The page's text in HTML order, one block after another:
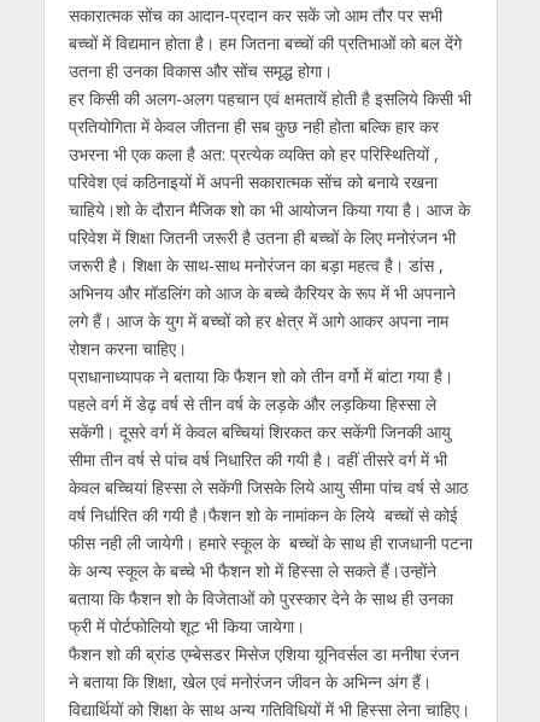
सकारात्मक सोंच का आदान-प्रदान कर सकें जो आम तौर पर सभी
बच्चों में विद्यमान होता है। हम जितना बच्चों की प्रतिभाओं को बल देंगे
उतना ही उनका विकास और सोंच समृद्ध होगा।
हर किसी की अलग-अलग पहचान एवं क्षमतायें होती है इसलिये किसी भी
प्रतियोगिता में केवल जीतना ही सब कुछ नही होता बल्कि हार कर
उभरना भी एक कला है अत: प्रत्येक व्यक्ति को हर परिस्थितियों ,
परिवेश एवं कठिनाइयों में अपनी सकारात्मक सोंच को बनाये रखना
चाहिये।शो के दौरान मैजिक शो का भी आयोजन किया गया है। आज के
परिवेश में शिक्षा जितनी जरूरी है उतना ही बच्चों के लिए मनोरंजन भी
जरूरी है। शिक्षा के साथ-साथ मनोरंजन का बड़ा महत्व है। डांस ,
अभिनय और मॉडलिंग को आज के बच्चे कैरियर के रूप में भी अपनाने
लगे हैं। आज के युग में बच्चों को हर क्षेत्र में आगे आकर अपना नाम
रोशन करना चाहिए।
प्राधानाध्यापक ने बताया कि फैशन शो को तीन वर्गो में बांटा गया है।
पहले वर्ग में डेढ़ वर्ष से तीन वर्ष के लड़के और लड़किया हिस्सा ले
सकेंगी। दूसरे वर्ग में केवल बच्चियां शिरकत कर सकेंगी जिनकी आयु
सीमा तीन वर्ष से पांच वर्ष निधारित की गयी है। वहीं तीसरे वर्ग में भी
केवल बच्चियां हिस्सा ले सकेंगी जिसके लिये आयु सीमा पांच वर्ष से आठ
वर्ष निर्धारित की गयी है।फैशन शो के नामांकन के लिये बच्चों से कोई
फीस नही ली जायेगी। हमारे स्कूल के बच्चों के साथ ही राजधानी पटना
के अन्य स्कूल के बच्चे भी फैशन शो में हिस्सा ले सकते हैं।उन्होंने
बताया कि फैशन शो के विजेताओं को पुरस्कार देने के साथ ही उनका
फ्री में पोर्टफोलियो शूट भी किया जायेगा।
फैशन शो की ब्रांड एम्बेसडर मिसेज एशिया यूनिवर्सल डा मनीषा रंजन
ने बताया कि शिक्षा, खेल एवं मनोरंजन जीवन के अभिन्न अंग हैं।
विद्यार्थियों को शिक्षा के साथ अन्य गतिविधियों में भी हिस्सा लेना चाहिए।